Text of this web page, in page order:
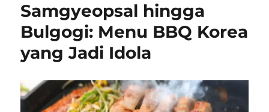
Samgyeopsal hingga
Bulgogi: Menu BBQ Korea
yang Jadi Idola